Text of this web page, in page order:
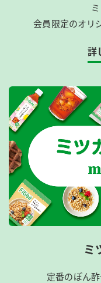
会員限定のオリ
詳
ミ
定番のぽん